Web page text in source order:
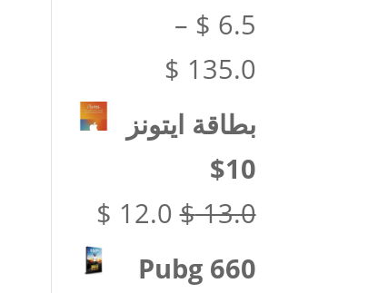
$ 6.5
–
$ 135.0
السعر:
⁦$ 6.5⁩
بطاقة ايتونز
10$
$13.0
السعر
الأصلي
$ 12.0
الحالي
Pubg 660